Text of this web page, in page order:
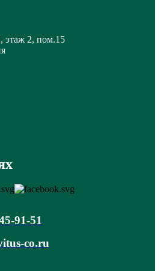
этаж 2, пом.15
91-51
co.ru